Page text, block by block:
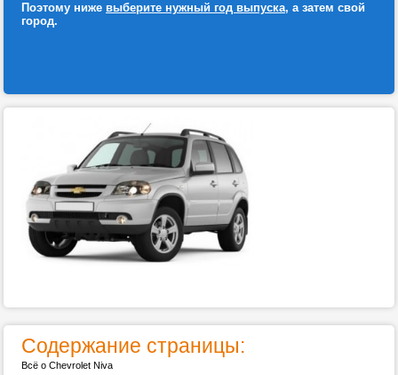
Поэтому ниже выберите нужный год выпуска, а затем свой
город.
Содержание страницы:
Всё о Chevrolet Niva